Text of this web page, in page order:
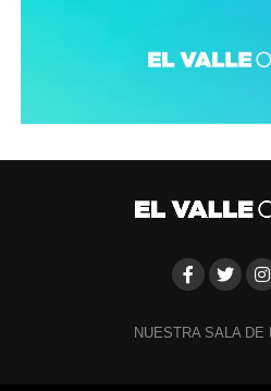
NUESTRA SALA DE